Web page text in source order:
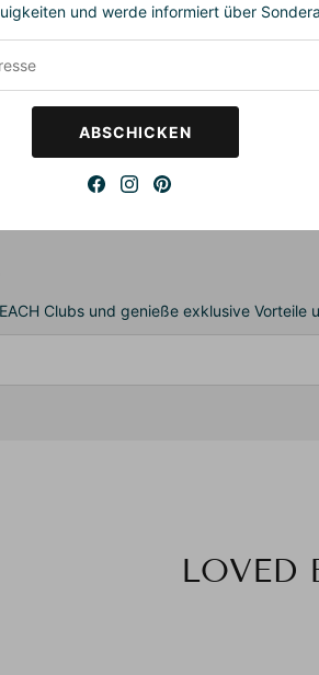
•
Clubs und genieße exklusive Vorteile
LOVED
und werde informiert über
ABSCHICKEN